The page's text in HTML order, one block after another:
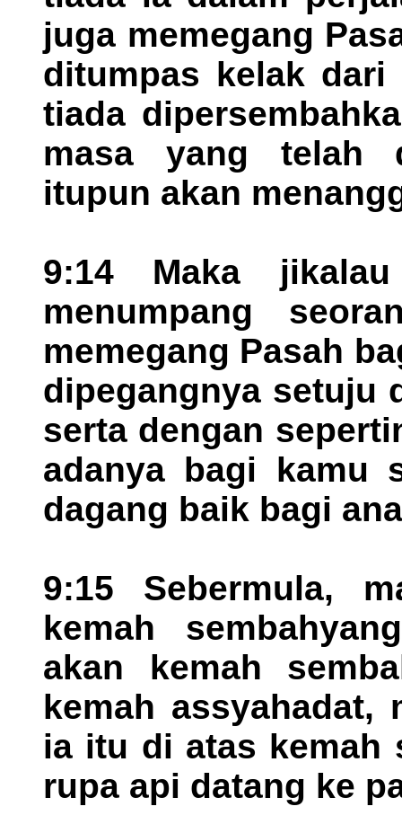
juga memegang
ditumpas kelak dari
tiada
masa yang telah
itupun akan
9:14 Maka
menumpang
memegang Pasah
dipegangnya setuju
serta dengan
adanya bagi kamu
dagang baik bagi
9:15 Sebermula,
kemah
akan kemah
kemah assyahadat,
ia itu di atas kemah
rupa api datang ke